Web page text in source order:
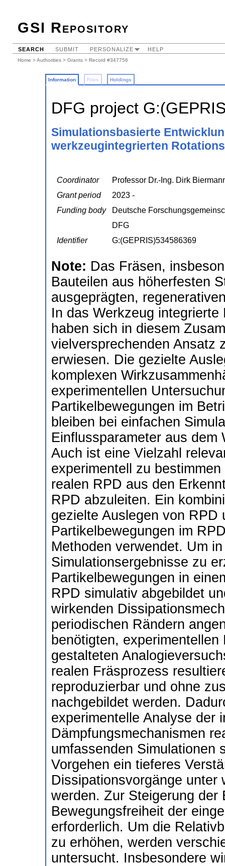
GSI Repository
SEARCH SUBMIT PERSONALIZE HELP
Home >Authorities > Grants > Record #347756
Information Files Holdings
DFG project
Simulationsbasierte
werkzeugintegrierten
Coordinator
Professor Dr.-Ing. Dirk
Grant period
2023 -
Funding body
Deutsche
DFG
Identifier
G:(GEPRIS)534586369
Note: Das Fräsen,
Bauteilen aus höherfesten
ausgeprägten,
In das Werkzeug
haben sich in diesem
vielversprechenden Ansatz
erwiesen. Die gezielte
komplexen
experimentellen
Partikelbewegungen im
bleiben bei einfachen
Einflussparameter aus
Auch ist eine Vielzahl
experimentell zu
realen RPD aus den
RPD abzuleiten. Ein
gezielte Auslegen von RPD
Partikelbewegungen im
Methoden verwendet. Um
Simulationsergebnisse zu
Partikelbewegungen in
RPD simulativ abgebildet
wirkenden
periodischen Rändern
benötigten,
gestalteten
realen Fräsprozess
reproduzierbar und ohne
nachgebildet werden.
experimentelle Analyse der
Dämpfungsmechanismen
umfassenden Simulationen
Vorgehen ein tieferes
Dissipationsvorgänge unter
werden. Zur Steigerung der
Bewegungsfreiheit der
erforderlich. Um die
zu erhöhen, werden
untersucht. Insbesondere